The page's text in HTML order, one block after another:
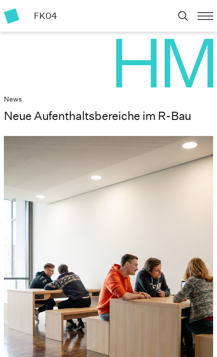
FK04
News
Neue Aufenthaltsbereiche im R-Bau